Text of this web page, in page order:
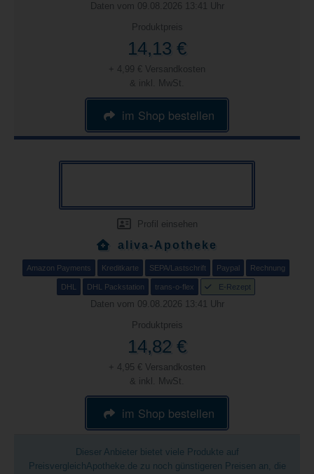
Daten vom 09.08.2026 13:41 Uhr
Produktpreis
14,13 €
+ 4,99 € Versandkosten
& inkl. MwSt.
im Shop bestellen
Profil einsehen
aliva-Apotheke
Amazon Payments Kreditkarte SEPA/Lastschrift Paypal Rechnung
DHL DHL Packstation trans-o-flex E-Rezept
Daten vom 09.08.2026 13:41 Uhr
Produktpreis
14,82 €
+ 4,95 € Versandkosten
& inkl. MwSt.
im Shop bestellen
Dieser Anbieter bietet viele Produkte auf
PreisvergleichApotheke.de zu noch günstigeren Preisen an, die